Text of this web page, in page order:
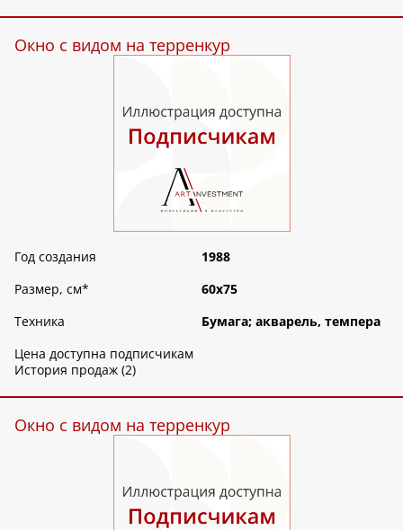
Окно с видом на терренкур
Год создания
1988
Размер, см*
60х75
Техника
Бумага; акварель, темпера
Цена доступна подписчикам
История продаж (2)
Окно с видом на терренкур